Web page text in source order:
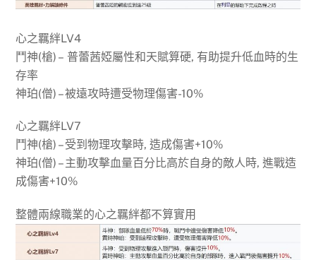
心之羈絆LV4
鬥神(槍) – 普蕾茜婭屬性和天賦算硬, 有助提升低血時的生
存率
神珀(僧) – 被遠攻時遭受物理傷害-10%
心之羈絆LV7
鬥神(槍) – 受到物理攻擊時, 造成傷害+10%
神珀(僧) – 主動攻擊血量百分比高於自身的敵人時, 進戰造
成傷害+10%
整體兩線職業的心之羈絆都不算實用